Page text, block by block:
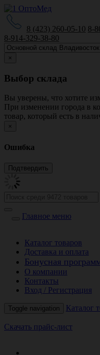
8 (423) 260-05-10 8-
8-914-329-38-80
×
Выбор склада
Вы уверены, что хотите
При изменении города в
товар, который есть в
×
Ошибка
Главное меню
Каталог товаров
Доставка и оплата
Бонусная
О компании
Контакты
Вход / Регистрация
Toggle navigation Каталог
Скачать прайс-лист